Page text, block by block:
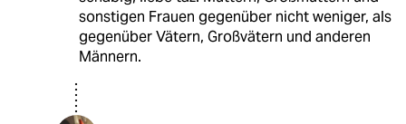
sonstigen Frauen gegenüber nicht weniger, als
gegenüber Vätern, Großvätern und anderen
Männern.